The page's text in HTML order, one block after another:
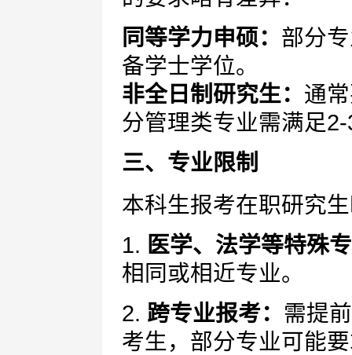
同等学力申硕： 部分
备学士学位。
非全日制研究生： 通
分管理类专业需满足
三、专业限制
本科生报考在职研究
1. 医学、法学等特殊
相同或相近专业。
2. 跨专业报考： 需提
考生，部分专业可能